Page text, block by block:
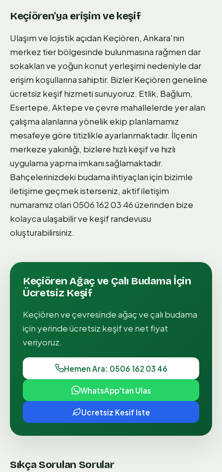
Keçiören'ya erişim ve keşif
Ulaşım ve lojistik açıdan Keçiören, Ankara'nın
merkez tier bölgesinde bulunmasına rağmen dar
sokakları ve yoğun konut yerleşimi nedeniyle dar
erişim koşullarına sahiptir. Bizler Keçiören geneline
ücretsiz keşif hizmeti sunuyoruz. Etlik, Bağlum,
Esertepe, Aktepe ve çevre mahallelerde yer alan
çalışma alanlarına yönelik ekip planlamamız
mesafeye göre titizlikle ayarlanmaktadır. İlçenin
merkeze yakınlığı, bizlere hızlı keşif ve hızlı
uygulama yapma imkanı sağlamaktadır.
Bahçelerinizdeki budama ihtiyaçları için bizimle
iletişime geçmek isterseniz, aktif iletişim
numaramız olan 0506 162 03 46 üzerinden bize
kolayca ulaşabilir ve keşif randevusu
oluşturabilirsiniz.
KeçiörenAğaç ve Çalı Budamaİçin
Ücretsiz Keşif
Keçiörenve çevresindeağaç ve çalı budama
için yerinde ücretsiz keşif ve net fiyat
veriyoruz.
Hemen Ara: 0506 162 03 46
WhatsApp'tan Ulas
Ucretsiz Kesif Iste
Sıkça Sorulan Sorular